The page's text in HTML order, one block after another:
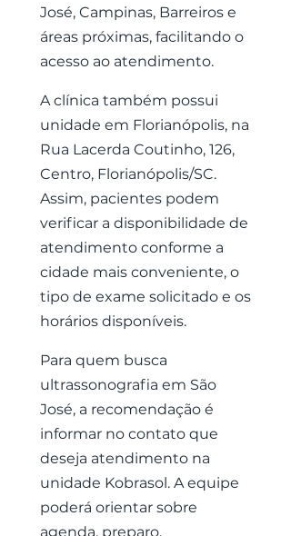
José, Campinas, Barreiros e
áreas próximas, facilitando o
acesso ao atendimento.
A clínica também possui
unidade em Florianópolis, na
Rua Lacerda Coutinho, 126,
Centro, Florianópolis/SC.
Assim, pacientes podem
verificar a disponibilidade de
atendimento conforme a
cidade mais conveniente, o
tipo de exame solicitado e os
horários disponíveis.
Para quem busca
ultrassonografia em São
José, a recomendação é
informar no contato que
deseja atendimento na
unidade Kobrasol. A equipe
poderá orientar sobre
agenda, preparo,